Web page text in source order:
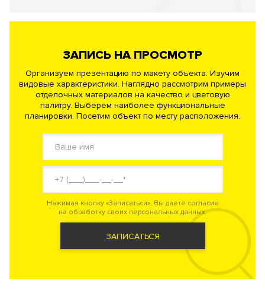
ЗАПИСЬ НА ПРОСМОТР
Организуем презентацию по макету объекта. Изучим
видовые характеристики. Наглядно рассмотрим примеры
отделочных материалов на качество и цветовую
палитру. Выберем наиболее функциональные
планировки. Посетим объект по месту расположения.
Нажимая кнопку «Записаться», Вы даете согласие
на обработку своих персональных данных.
ЗАПИСАТЬСЯ